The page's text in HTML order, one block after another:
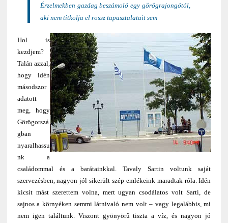
Érzelmekben gazdag beszámoló egy görögrajongótól,
aki nem titkolja el rossz tapasztalatait sem
Hol is
kezdjem?
Talán azzal,
hogy idén
másodszor
adatott
meg, hogy
Görögorszá
gban
nyaralhassu
nk a
családommal és a barátainkkal. Tavaly Sartin voltunk saját
szervezésben, nagyon jól sikerült szép emlékeink maradtak róla. Idén
kicsit mást szerettem volna, mert ugyan csodálatos volt Sarti, de
sajnos a környéken semmi látnivaló nem volt – vagy legalábbis, mi
nem igen találtunk. Viszont gyönyörű tiszta a víz, és nagyon jó